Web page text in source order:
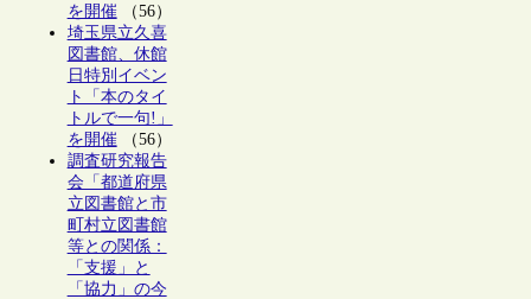
を開催（56）
埼玉県立久喜
図書館、休館
日特別イベン
ト「本のタイ
トルで一句!」
を開催（56）
調査研究報告
会「都道府県
立図書館と市
町村立図書館
等との関係：
「支援」と
「協力」の今